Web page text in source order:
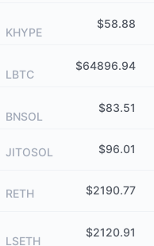
KHYPE
$58.88
LBTC
$64896.94
BNSOL
$83.51
JITOSOL $96.01
RETH $2190.77
LSETH
$2120.91